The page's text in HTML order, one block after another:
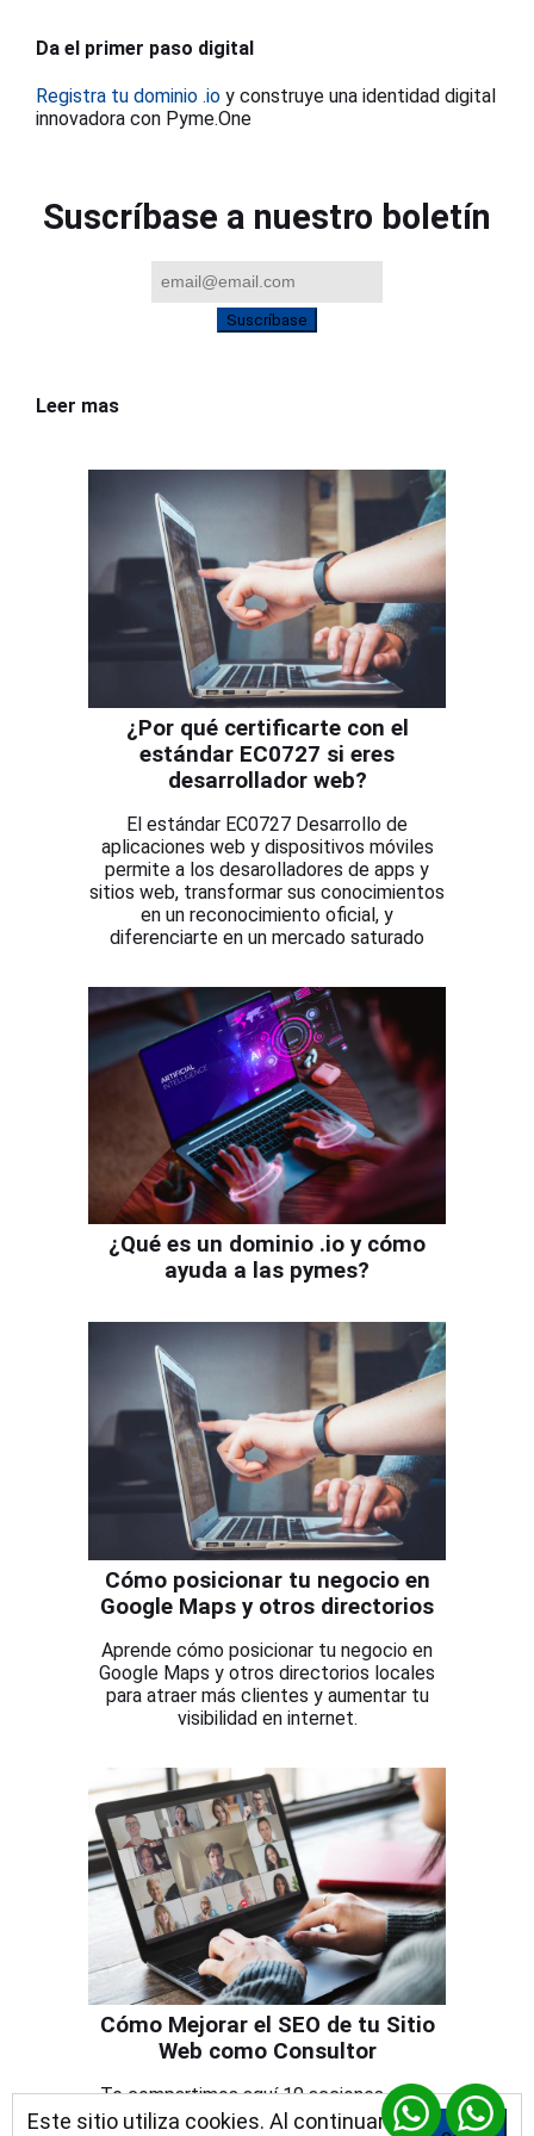
Da el primer paso digital
Registra tu dominio .io y construye una identidad digital
innovadora con Pyme.One
Suscríbase a nuestro boletín
Suscríbase
Leer mas
¿Por qué certificarte con el
estándar EC0727 si eres
desarrollador web?
El estándar EC0727 Desarrollo de
aplicaciones web y dispositivos móviles
permite a los desarolladores de apps y
sitios web, transformar sus conocimientos
en un reconocimiento oficial, y
diferenciarte en un mercado saturado
¿Qué es un dominio .io y cómo
ayuda a las pymes?
Cómo posicionar tu negocio en
Google Maps y otros directorios
Aprende cómo posicionar tu negocio en
Google Maps y otros directorios locales
para atraer más clientes y aumentar tu
visibilidad en internet.
Cómo Mejorar el SEO de tu Sitio
Web como Consultor
Te compartimos aquí 10 acciones clave
que puedes aplicar para que más personas
Este sitio utiliza cookies. Al continuar